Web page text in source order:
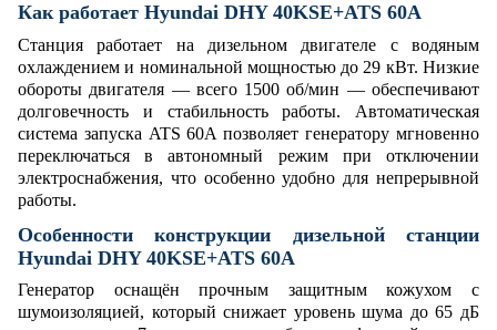
Как работает Hyundai DHY 40KSE+ATS 60A
Станция работает на дизельном двигателе с водяным
охлаждением и номинальной мощностью до 29 кВт. Низкие
обороты двигателя — всего 1500 об/мин — обеспечивают
долговечность и стабильность работы. Автоматическая
система запуска ATS 60A позволяет генератору мгновенно
переключаться в автономный режим при отключении
электроснабжения, что особенно удобно для непрерывной
работы.
Особенности конструкции дизельной станции
Hyundai DHY 40KSE+ATS 60A
Генератор оснащён прочным защитным кожухом с
шумоизоляцией, который снижает уровень шума до 65 дБ